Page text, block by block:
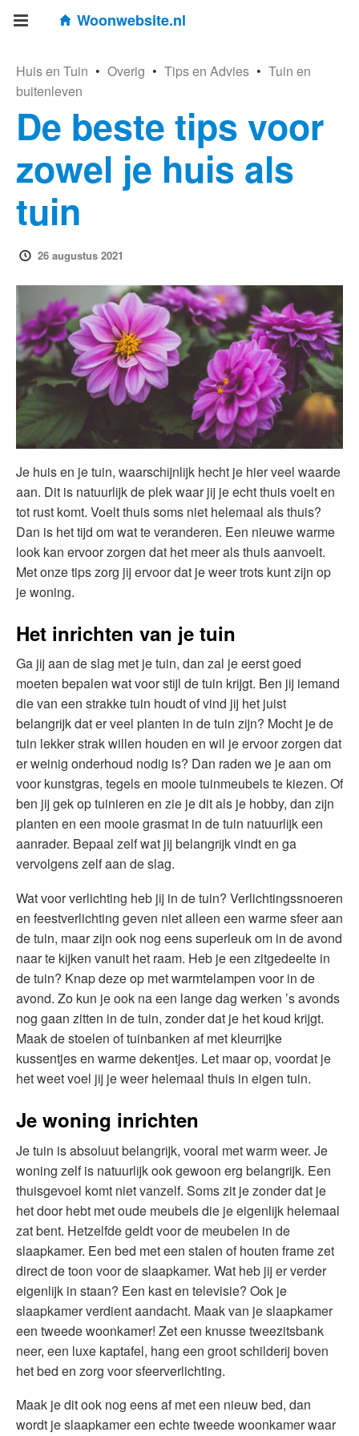
Woonwebsite.nl
Huis en Tuin • Overig • Tips en Advies • Tuin en
buitenleven
De beste tips voor
zowel je huis als
tuin
26 augustus 2021
Je huis en je tuin, waarschijnlijk hecht je hier veel waarde
aan. Dit is natuurlijk de plek waar jij je echt thuis voelt en
tot rust komt. Voelt thuis soms niet helemaal als thuis?
Dan is het tijd om wat te veranderen. Een nieuwe warme
look kan ervoor zorgen dat het meer als thuis aanvoelt.
Met onze tips zorg jij ervoor dat je weer trots kunt zijn op
je woning.
Het inrichten van je tuin
Ga jij aan de slag met je tuin, dan zal je eerst goed
moeten bepalen wat voor stijl de tuin krijgt. Ben jij iemand
die van een strakke tuin houdt of vind jij het juist
belangrijk dat er veel planten in de tuin zijn? Mocht je de
tuin lekker strak willen houden en wil je ervoor zorgen dat
er weinig onderhoud nodig is? Dan raden we je aan om
voor kunstgras, tegels en mooie tuinmeubels te kiezen. Of
ben jij gek op tuinieren en zie je dit als je hobby, dan zijn
planten en een mooie grasmat in de tuin natuurlijk een
aanrader. Bepaal zelf wat jij belangrijk vindt en ga
vervolgens zelf aan de slag.
Wat voor verlichting heb jij in de tuin? Verlichtingssnoeren
en feestverlichting geven niet alleen een warme sfeer aan
de tuin, maar zijn ook nog eens superleuk om in de avond
naar te kijken vanuit het raam. Heb je een zitgedeelte in
de tuin? Knap deze op met warmtelampen voor in de
avond. Zo kun je ook na een lange dag werken ’s avonds
nog gaan zitten in de tuin, zonder dat je het koud krijgt.
Maak de stoelen of tuinbanken af met kleurrijke
kussentjes en warme dekentjes. Let maar op, voordat je
het weet voel jij je weer helemaal thuis in eigen tuin.
Je woning inrichten
Je tuin is absoluut belangrijk, vooral met warm weer. Je
woning zelf is natuurlijk ook gewoon erg belangrijk. Een
thuisgevoel komt niet vanzelf. Soms zit je zonder dat je
het door hebt met oude meubels die je eigenlijk helemaal
zat bent. Hetzelfde geldt voor de meubelen in de
slaapkamer. Een bed met een stalen of houten frame zet
direct de toon voor de slaapkamer. Wat heb jij er verder
eigenlijk in staan? Een kast en televisie? Ook je
slaapkamer verdient aandacht. Maak van je slaapkamer
een tweede woonkamer! Zet een knusse tweezitsbank
neer, een luxe kaptafel, hang een groot schilderij boven
het bed en zorg voor sfeerverlichting.
Maak je dit ook nog eens af met een nieuw bed, dan
wordt je slaapkamer een echte tweede woonkamer waar